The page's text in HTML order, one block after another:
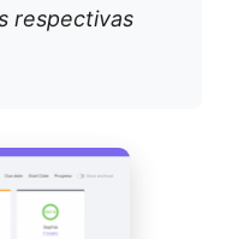
respectivas